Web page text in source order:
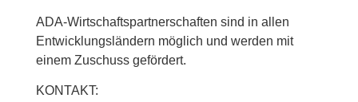
ADA-Wirtschaftspartnerschaften sind in allen
Entwicklungsländern möglich und werden mit
einem Zuschuss gefördert.
KONTAKT: